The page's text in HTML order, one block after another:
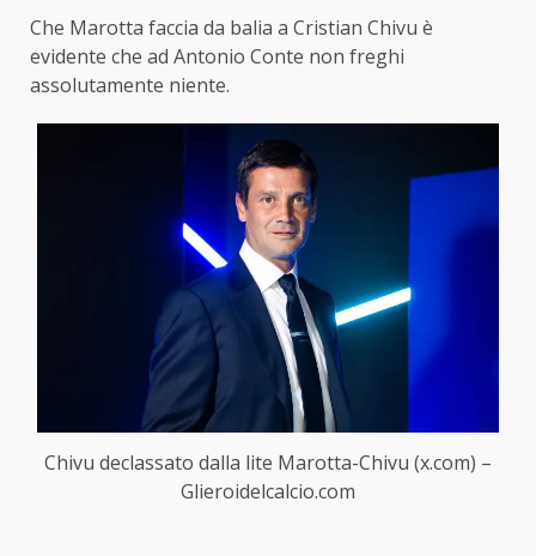
Che Marotta faccia da balia a Cristian Chivu è
evidente che ad Antonio Conte non freghi
assolutamente niente.
Chivu declassato dalla lite Marotta-Chivu (x.com) –
Glieroidelcalcio.com